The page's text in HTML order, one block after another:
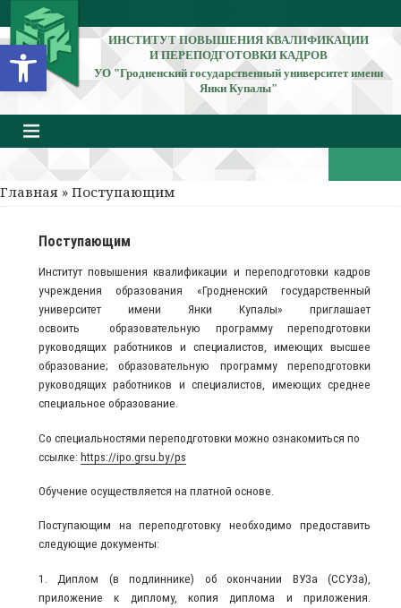
Открыть панель инструментов
ИНСТИТУТ ПОВЫШЕНИЯ КВАЛИФИКАЦИИ
И ПЕРЕПОДГОТОВКИ КАДРОВ
УО "Гродненский государственный университет имени
Янки Купалы"
Главная » Поступающим
Поступающим
Институт повышения квалификации и переподготовки кадров
учреждения образования «Гродненский государственный
университет имени Янки Купалы» приглашает
освоить образовательную программу переподготовки
руководящих работников и специалистов, имеющих высшее
образование; образовательную программу переподготовки
руководящих работников и специалистов, имеющих среднее
специальное образование.
Со специальностями переподготовки можно ознакомиться по
ссылке: https://ipo.grsu.by/ps
Обучение осуществляется на платной основе.
Поступающим на переподготовку необходимо предоставить
следующие документы:
1. Диплом (в подлиннике) об окончании ВУЗа (ССУЗа),
приложение к диплому, копия диплома и приложения.